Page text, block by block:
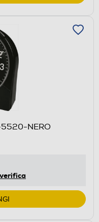
5520-NERO
verifica